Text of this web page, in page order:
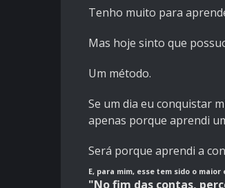
Tenho muito para
Mas hoje sinto que
Um método.
Se um dia eu conquistar
apenas porque aprendi
Será porque aprendi a
E, para mim, esse tem sido o
"No fim das contas,